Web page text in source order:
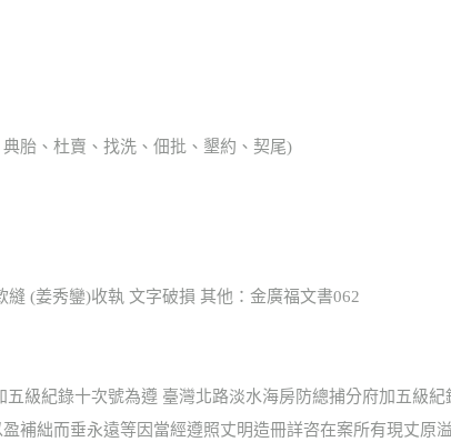
胎、杜賣、找洗、佃批、墾約、契尾)
(姜秀鑾)收執 文字破損 其他：金廣福文書062
級紀錄十次號為遵 臺灣北路淡水海房防總捕分府加五級
補絀而垂永遠等因當經遵照丈明造冊詳咨在案所有現丈原